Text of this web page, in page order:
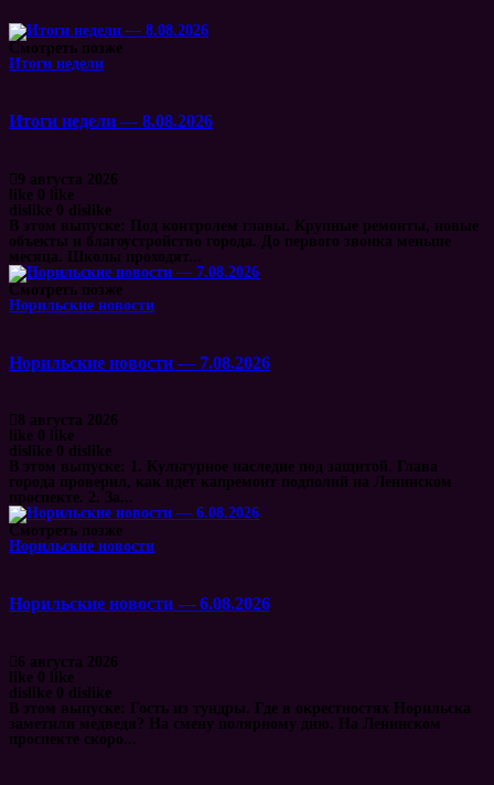
Смотреть позже
Итоги недели
Итоги недели — 8.08.2026
9 августа 2026
like 0 like
dislike 0 dislike
В этом выпуске: Под контролем главы. Крупные ремонты, новые
объекты и благоустройство города. До первого звонка меньше
месяца. Школы проходят...
Смотреть позже
Норильские новости
Норильские новости — 7.08.2026
8 августа 2026
like 0
like
dislike 0 dislike
В этом выпуске: 1. Культурное наследие под защитой. Глава
города проверил, как идет капремонт подполий на Ленинском
проспекте. 2. За...
Смотреть позже
Норильские новости
Норильские новости — 6.08.2026
6 августа 2026
like 0
like
dislike 0 dislike
В этом выпуске: Гость из тундры. Где в окрестностях Норильска
заметили медведя? На смену полярному дню. На Ленинском
проспекте скоро...